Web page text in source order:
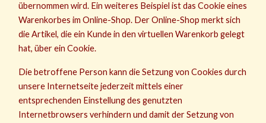
übernommen wird. Ein weiteres Beispiel ist das Cookie eines
Warenkorbes im Online-Shop. Der Online-Shop merkt sich
die Artikel, die ein Kunde in den virtuellen Warenkorb gelegt
hat, über ein Cookie.
Die betroffene Person kann die Setzung von Cookies durch
unsere Internetseite jederzeit mittels einer
entsprechenden Einstellung des genutzten
Internetbrowsers verhindern und damit der Setzung von